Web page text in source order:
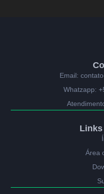
Email:
Whatzapp:
Área